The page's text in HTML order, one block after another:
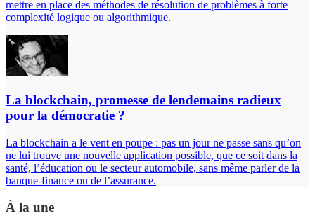
mettre en place des méthodes de résolution de problèmes à forte
complexité logique ou algorithmique.
La blockchain, promesse de lendemains radieux
pour la démocratie ?
La blockchain a le vent en poupe : pas un jour ne passe sans qu’on
ne lui trouve une nouvelle application possible, que ce soit dans la
santé, l’éducation ou le secteur automobile, sans même parler de la
banque-finance ou de l’assurance.
À la une